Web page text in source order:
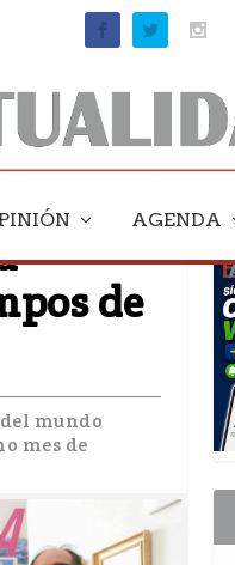
AGENDA
de
mundo
mes de